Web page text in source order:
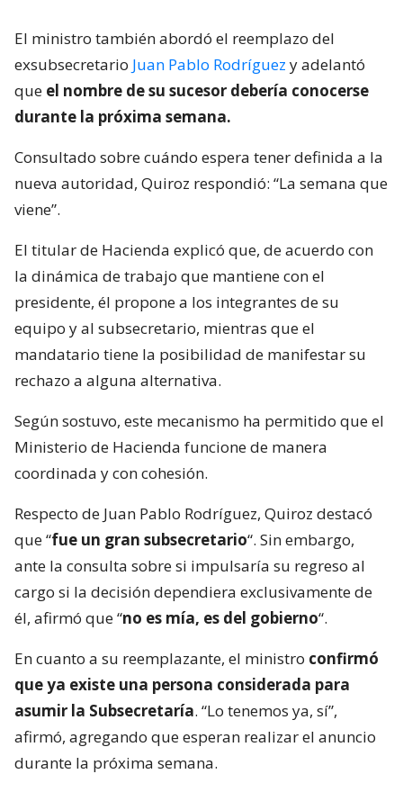
El ministro también abordó el reemplazo del
exsubsecretario Juan Pablo Rodríguez y adelantó
que el nombre de su sucesor debería conocerse
durante la próxima semana.
Consultado sobre cuándo espera tener definida a la
nueva autoridad, Quiroz respondió: “La semana que
viene”.
El titular de Hacienda explicó que, de acuerdo con
la dinámica de trabajo que mantiene con el
presidente, él propone a los integrantes de su
equipo y al subsecretario, mientras que el
mandatario tiene la posibilidad de manifestar su
rechazo a alguna alternativa.
Según sostuvo, este mecanismo ha permitido que el
Ministerio de Hacienda funcione de manera
coordinada y con cohesión.
Respecto de Juan Pablo Rodríguez, Quiroz destacó
que “fue un gran subsecretario“. Sin embargo,
ante la consulta sobre si impulsaría su regreso al
cargo si la decisión dependiera exclusivamente de
él, afirmó que “no es mía, es del gobierno“.
En cuanto a su reemplazante, el ministro confirmó
que ya existe una persona considerada para
asumir la Subsecretaría. “Lo tenemos ya, sí”,
afirmó, agregando que esperan realizar el anuncio
durante la próxima semana.